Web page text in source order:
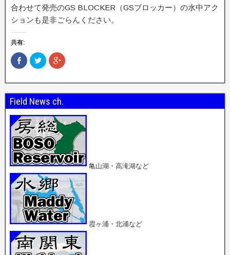
合わせて発売のGS BLOCKER（GSブロッカー）の水中アク
ションも是非ごらんください。
共有:
F
a
b
o
k
で
共
有
(
新
し
い
ウ
ィ
ン
ウ
で
開
き
ま
す
)
ク
リ
し
T
w
i
t
t
e
r
で
共
有
(
新
い
ウ
ィ
ン
ド
ウ
で
開
き
ま
す
)
ク
リ
し
G
o
o
g
l
e
+
で
有
(
新
い
ン
ド
ウ
で
開
き
ま
す
)
Field News ch.
亀山湖・高滝湖など
霞ヶ浦・北浦など